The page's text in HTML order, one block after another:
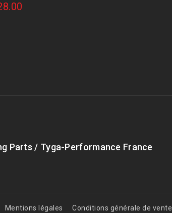
Parts / Tyga-Performance France
Mentions légales Conditions générale de vente